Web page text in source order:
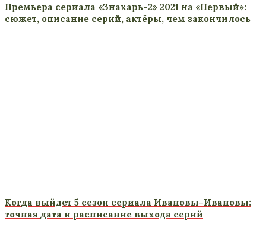
Премьера сериала «Знахарь-2» 2021 на «Первый»:
сюжет, описание серий, актёры, чем закончилось
Когда выйдет 5 сезон сериала Ивановы-Ивановы:
точная дата и расписание выхода серий